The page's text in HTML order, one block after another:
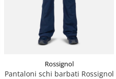
Rossignol
Pantaloni schi barbati Rossignol